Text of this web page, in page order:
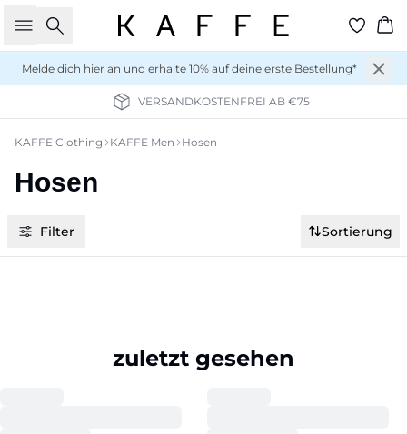
Suche
Melde dich hieran und erhalte 10% auf deine erste Bestellung*
VERSANDKOSTENFREI AB €75
KAFFE Clothing KAFFE Men Hosen
Hosen
Filter Sortierung
zuletzt gesehen